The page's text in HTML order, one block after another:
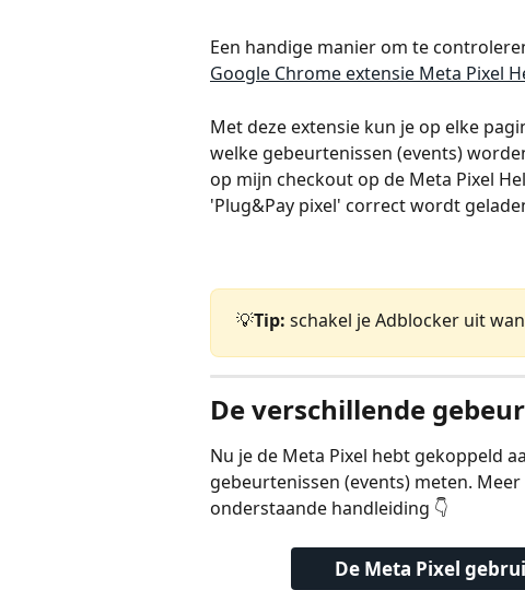
Een handige manier om te
Google Chrome extensie Meta Pixel
Met deze extensie kun je op elke
welke gebeurtenissen (events)
op mijn checkout op de Meta Pixel
'Plug&Pay pixel' correct wordt
💡Tip: schakel je Adblocker uit
De verschillende
Nu je de Meta Pixel hebt gekoppeld
gebeurtenissen (events) meten.
onderstaande handleiding 👇
De Meta Pixel